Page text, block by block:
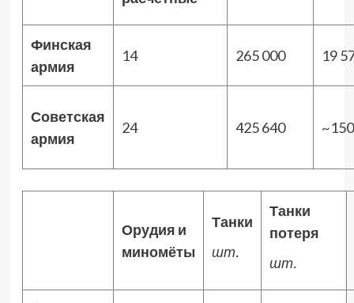
Финская
армия
14 265 000 19
Советская
армия
24 425 640
Орудия и
миномёты
Танки
шт.
Танки
потеря
шт.